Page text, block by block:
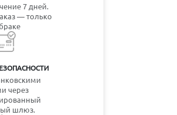
7 дней.
— только
через
шлюз.